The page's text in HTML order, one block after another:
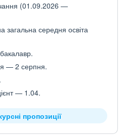
(01.09.2026 —
загальна середня освіта
— 2 серпня.
— 1.04.
пропозиції